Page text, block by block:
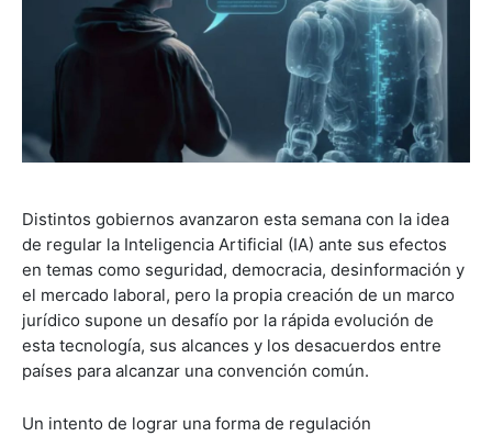
Distintos gobiernos avanzaron esta semana con la idea
de regular la Inteligencia Artificial (IA) ante sus efectos
en temas como seguridad, democracia, desinformación y
el mercado laboral, pero la propia creación de un marco
jurídico supone un desafío por la rápida evolución de
esta tecnología, sus alcances y los desacuerdos entre
países para alcanzar una convención común.
Un intento de lograr una forma de regulación